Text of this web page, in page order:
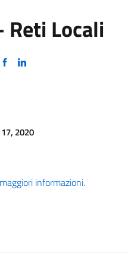
Reti Locali
2020
informazioni.